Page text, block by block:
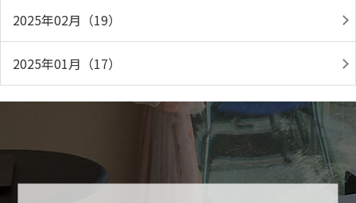
2025年02月（19）
2025年01月（17）